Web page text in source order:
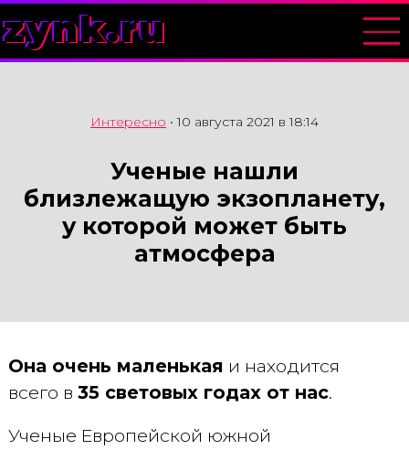
zynk.ru
Интересно •10 августа 2021 в 18:14
Ученые нашли
близлежащую экзопланету,
у которой может быть
атмосфера
Она очень маленькая и находится
всего в 35 световых годах от нас.
Ученые Европейской южной